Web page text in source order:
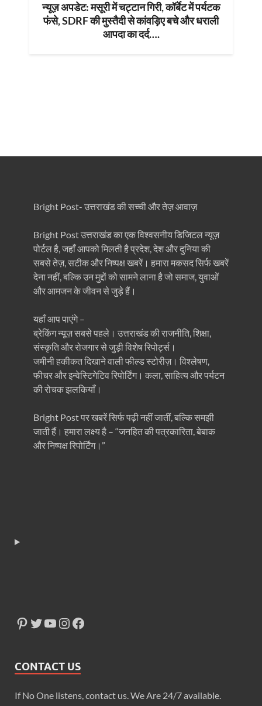
न्यूज़ अपडेट: मसूरी में चट्टान गिरी, कॉर्बेट में पर्यटक
फंसे, SDRF की मुस्तैदी से कांवड़िए बचे और धराली
आपदा का दर्द….
Bright Post- उत्तराखंड की सच्ची और तेज़ आवाज़
Bright Post उत्तराखंड का एक विश्वसनीय डिजिटल न्यूज़
पोर्टल है, जहाँ आपको मिलती है प्रदेश, देश और दुनिया की
सबसे तेज़, सटीक और निष्पक्ष खबरें। हमारा मकसद सिर्फ खबरें
देना नहीं, बल्कि उन मुद्दों को सामने लाना है जो समाज, युवाओं
और आमजन के जीवन से जुड़े हैं।
यहाँ आप पाएंगे –
ब्रेकिंग न्यूज़ सबसे पहले। उत्तराखंड की राजनीति, शिक्षा,
संस्कृति और रोजगार से जुड़ी विशेष रिपोर्ट्स।
जमीनी हकीकत दिखाने वाली फील्ड स्टोरीज़। विश्लेषण,
फीचर और इन्वेस्टिगेटिव रिपोर्टिंग। कला, साहित्य और पर्यटन
की रोचक झलकियाँ।
Bright Post पर खबरें सिर्फ पढ़ी नहीं जातीं, बल्कि समझी
जाती हैं। हमारा लक्ष्य है – “जनहित की पत्रकारिता, बेबाक
और निष्पक्ष रिपोर्टिंग।”
CONTACT US
If No One listens, contact us. We Are 24/7 available.